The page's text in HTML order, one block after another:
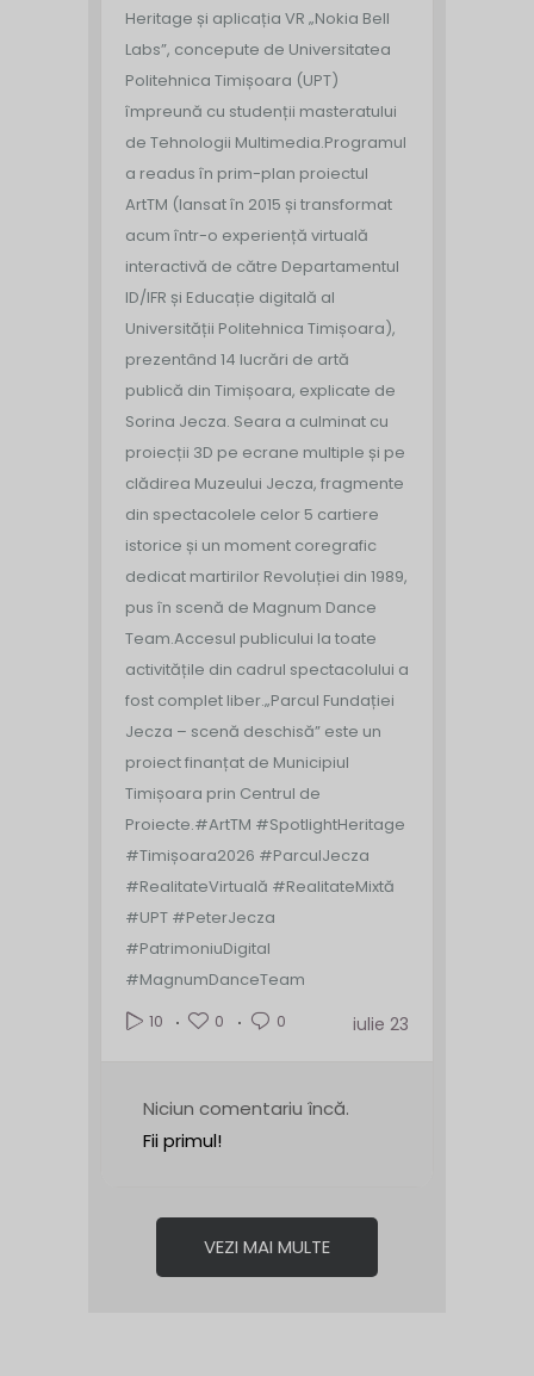
Heritage și aplicația VR „Nokia Bell
Labs”, concepute de Universitatea
Politehnica Timișoara (UPT)
împreună cu studenții masteratului
de Tehnologii Multimedia.Programul
a readus în prim-plan proiectul
ArtTM (lansat în 2015 și transformat
acum într-o experiență virtuală
interactivă de către Departamentul
ID/IFR și Educație digitală al
Universității Politehnica Timișoara),
prezentând 14 lucrări de artă
publică din Timișoara, explicate de
Sorina Jecza. Seara a culminat cu
proiecții 3D pe ecrane multiple și pe
clădirea Muzeului Jecza, fragmente
din spectacolele celor 5 cartiere
istorice și un moment coregrafic
dedicat martirilor Revoluției din 1989,
pus în scenă de Magnum Dance
Team.Accesul publicului la toate
activitățile din cadrul spectacolului a
fost complet liber.„Parcul Fundației
Jecza – scenă deschisă” este un
proiect finanțat de Municipiul
Timișoara prin Centrul de
Proiecte.#ArtTM #SpotlightHeritage
#Timișoara2026 #ParculJecza
#RealitateVirtuală #RealitateMixtă
#UPT #PeterJecza
#PatrimoniuDigital
#MagnumDanceTeam
10
0 0 iulie 23
Niciun comentariu încă.
Fii primul!
VEZI MAI MULTE